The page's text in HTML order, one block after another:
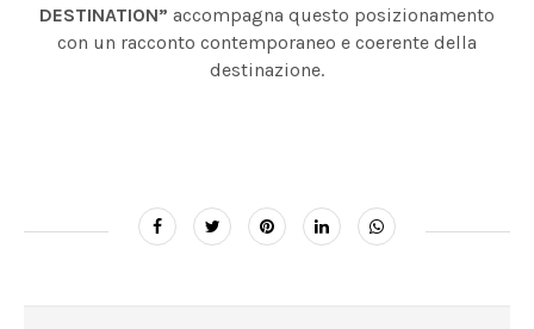
DESTINATION” accompagna questo posizionamento
con un racconto contemporaneo e coerente della
destinazione.